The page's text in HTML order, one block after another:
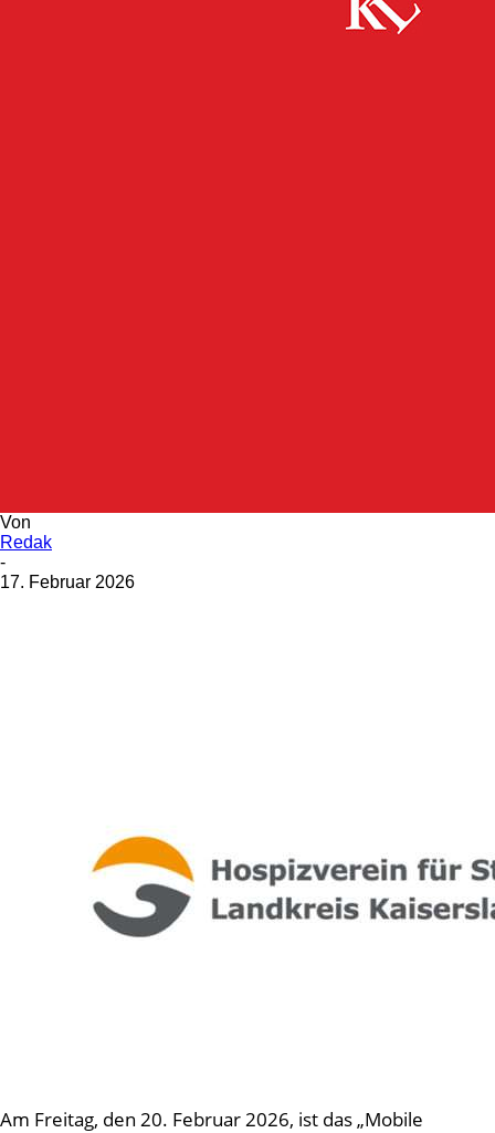
Von
Redak
-
17. Februar 2026
Am Freitag, den 20. Februar 2026, ist das „Mobile